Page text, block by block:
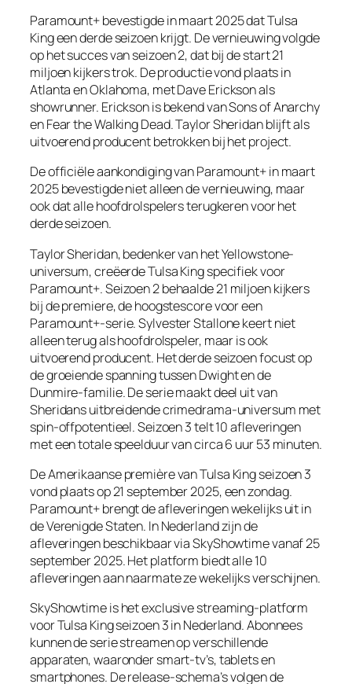
Paramount+ bevestigde in maart 2025 dat Tulsa
King een derde seizoen krijgt. De vernieuwing volgde
op het succes van seizoen 2, dat bij de start 21
miljoen kijkers trok. De productie vond plaats in
Atlanta en Oklahoma, met Dave Erickson als
showrunner. Erickson is bekend van Sons of Anarchy
en Fear the Walking Dead. Taylor Sheridan blijft als
uitvoerend producent betrokken bij het project.
De officiële aankondiging van Paramount+ in maart
2025 bevestigde niet alleen de vernieuwing, maar
ook dat alle hoofdrolspelers terugkeren voor het
derde seizoen.
Taylor Sheridan, bedenker van het Yellowstone-
universum, creëerde Tulsa King specifiek voor
Paramount+. Seizoen 2 behaalde 21 miljoen kijkers
bij de premiere, de hoogstescore voor een
Paramount+-serie. Sylvester Stallone keert niet
alleen terug als hoofdrolspeler, maar is ook
uitvoerend producent. Het derde seizoen focust op
de groeiende spanning tussen Dwight en de
Dunmire-familie. De serie maakt deel uit van
Sheridans uitbreidende crimedrama-universum met
spin-offpotentieel. Seizoen 3 telt 10 afleveringen
met een totale speelduur van circa 6 uur 53 minuten.
De Amerikaanse première van Tulsa King seizoen 3
vond plaats op 21 september 2025, een zondag.
Paramount+ brengt de afleveringen wekelijks uit in
de Verenigde Staten. In Nederland zijn de
afleveringen beschikbaar via SkyShowtime vanaf 25
september 2025. Het platform biedt alle 10
afleveringen aan naarmate ze wekelijks verschijnen.
SkyShowtime is het exclusive streaming-platform
voor Tulsa King seizoen 3 in Nederland. Abonnees
kunnen de serie streamen op verschillende
apparaten, waaronder smart-tv’s, tablets en
smartphones. De release-schema’s volgen de